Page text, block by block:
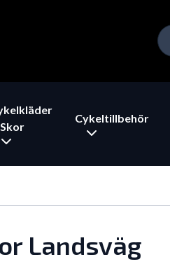
Cykeltillbehör
Landsväg